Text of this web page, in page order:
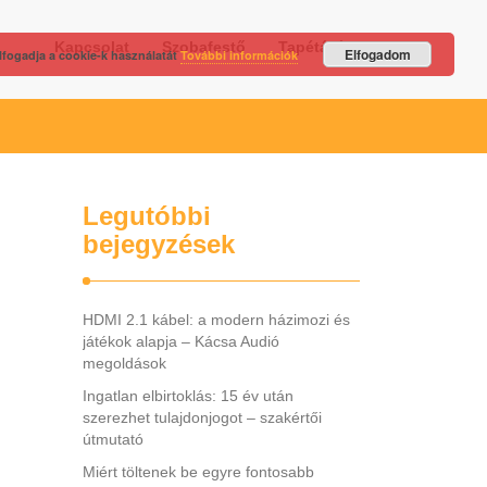
Kapcsolat Szobafestő Tapétázás
Legutóbbi
bejegyzések
HDMI 2.1 kábel: a modern házimozi és
játékok alapja – Kácsa Audió
megoldások
Ingatlan elbirtoklás: 15 év után
szerezhet tulajdonjogot – szakértői
útmutató
Miért töltenek be egyre fontosabb
a cookie-k használatátTovábbi információk Elfogadom